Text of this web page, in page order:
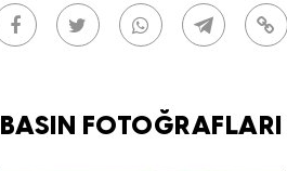
BASIN FOTOĞRAFLARI